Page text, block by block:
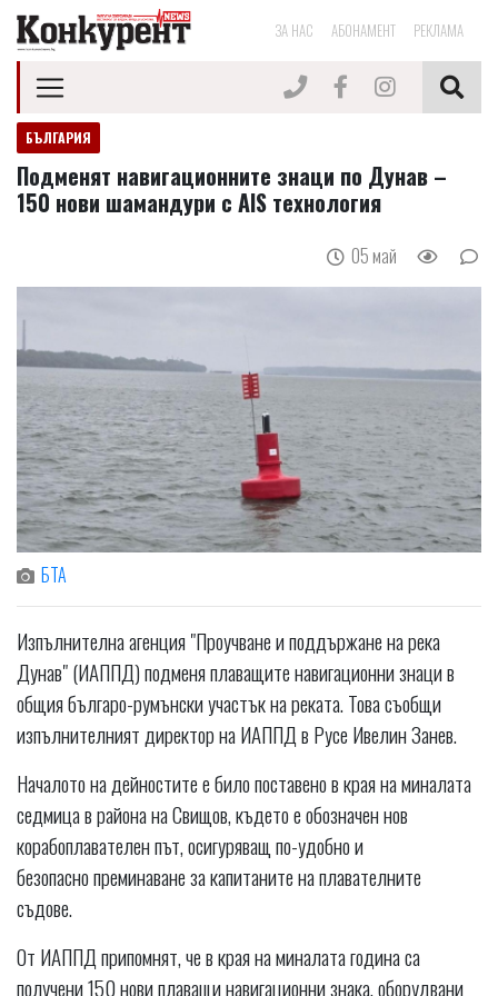
ЗА НАС АБОНАМЕНТ РЕКЛАМА
БЪЛГАРИЯ
Подменят навигационните знаци по Дунав –
150 нови шамандури с AIS технология
05 май
БТА
Изпълнителна агенция "Проучване и поддържане на река
Дунав" (ИАППД) подменя плаващите навигационни знаци в
общия българо-румънски участък на реката. Това съобщи
изпълнителният директор на ИАППД в Русе Ивелин Занев.
Началото на дейностите е било поставено в края на миналата
седмица в района на Свищов, където е обозначен нов
корабоплавателен път, осигуряващ по-удобно и
безопасно преминаване за капитаните на плавателните
съдове.
От ИАППД припомнят, че в края на миналата година са
получени 150 нови плаващи навигационни знака, оборудвани